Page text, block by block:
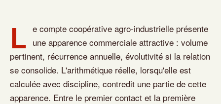
L e compte coopérative agro-industrielle présente
une apparence commerciale attractive : volume
pertinent, récurrence annuelle, évolutivité si la relation
se consolide. L'arithmétique réelle, lorsqu'elle est
calculée avec discipline, contredit une partie de cette
apparence. Entre le premier contact et la première